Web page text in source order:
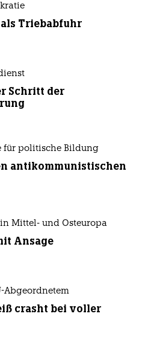
Triebabfuhr
Schritt der
für politische Bildung
antikommunistischen
Mittel- und Osteuropa
Ansage
Abgeordnetem
crasht bei voller